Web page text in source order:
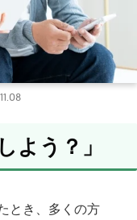
よう？」
とき、多くの方